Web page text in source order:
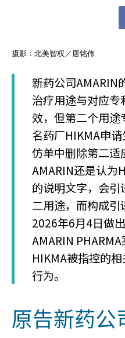
摄影：北美智权／唐铭伟
新药公司AMARIN
治疗用途与对应
效，但第二个用
名药厂HIKMA申
仿单中删除第二适
AMARIN还是认为
的说明文字，会
二用途，而构成
2026年6月4日做
AMARIN PHARMA
HIKMA被指控的
行为。
原告新药